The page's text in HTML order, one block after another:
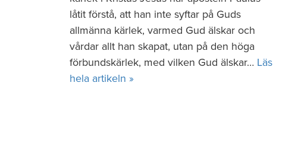
låtit förstå, att han inte syftar på Guds
allmänna kärlek, varmed Gud älskar och
vårdar allt han skapat, utan på den höga
förbundskärlek, med vilken Gud älskar… Läs
hela artikeln »